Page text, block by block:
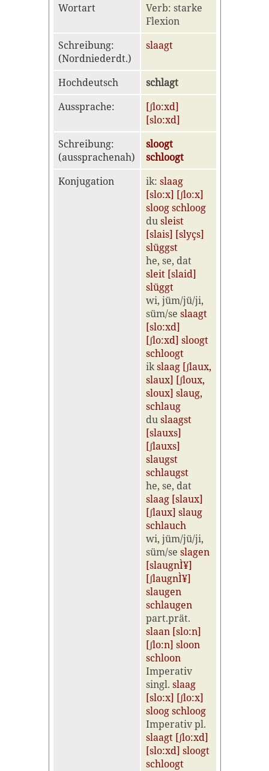
Wortart
Verb: starke
Flexion
Schreibung:
(Nordniederdt.)
slaagt
Hochdeutsch
schlagt
Aussprache:
[ʃlo:xd]
[slo:xd]
Schreibung:
(aussprachenah)
sloogt
schloogt
Konjugation
ik: slaag
[slo:x] [ʃlo:x]
sloog schloog
dusleist
[slais] [slyçs]
slüggst
he, se, dat
sleit [slaid]
slüggt
wi, jüm/jü/ji,
süm/se slaagt
[slo:xd]
[ʃlo:xd] sloogt
schloogt
ikslaag [ʃlaux,
slaux] [ʃloux,
sloux] slaug,
schlaug
duslaagst
[slauxs]
[ʃlauxs]
slaugst
schlaugst
he, se, dat
slaag [slaux]
[ʃlaux] slaug
schlauch
wi, jüm/jü/ji,
süm/se slagen
[slaugnÌ¥]
[ʃlaugnÌ¥]
slaugen
schlaugen
part.prät.
slaan [slo:n]
[ʃlo:n] sloon
schloon
Imperativ
singl. slaag
[slo:x] [ʃlo:x]
sloog schloog
Imperativ pl.
slaagt [ʃlo:xd]
[slo:xd] sloogt
schloogt